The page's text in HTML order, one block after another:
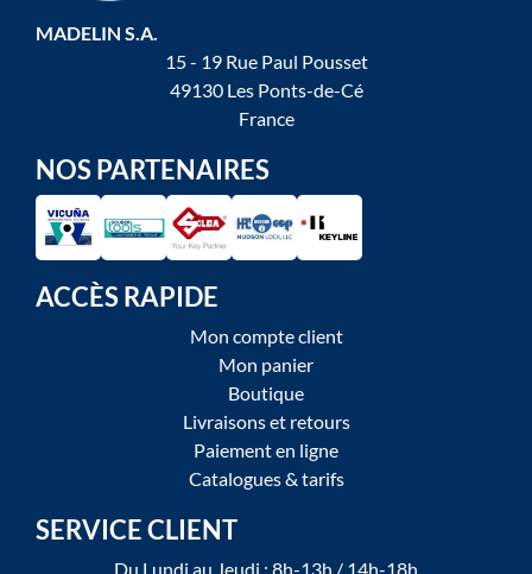
MADELIN S.A.
15 - 19 Rue Paul Pousset
49130 Les Ponts-de-Cé
France
NOS PARTENAIRES
ACCÈS RAPIDE
Mon compte client
Mon panier
Boutique
Livraisons et retours
Paiement en ligne
Catalogues & tarifs
SERVICE CLIENT
Du Lundi au Jeudi : 8h-13h / 14h-18h